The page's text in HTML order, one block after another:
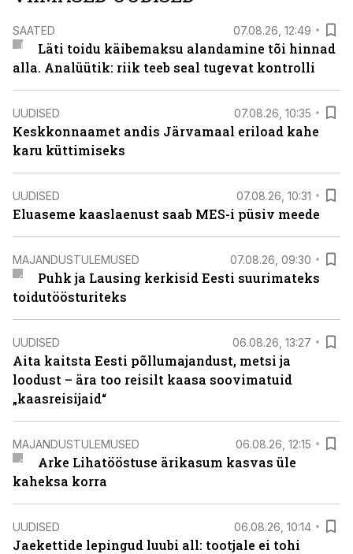
SAATED 07.08.26, 12:49
Läti toidu käibemaksu alandamine tõi hinnad
alla. Analüütik: riik teeb seal tugevat kontrolli
UUDISED 07.08.26, 10:35
Keskkonnaamet andis Järvamaal eriload kahe
karu küttimiseks
UUDISED 07.08.26, 10:31
Eluaseme kaaslaenust saab MES-i püsiv meede
MAJANDUSTULEMUSED 07.08.26, 09:30
Puhk ja Lausing kerkisid Eesti suurimateks
toidutöösturiteks
UUDISED 06.08.26, 13:27
Aita kaitsta Eesti põllumajandust, metsi ja
loodust – ära too reisilt kaasa soovimatuid
„kaasreisijaid“
MAJANDUSTULEMUSED 06.08.26, 12:15
Arke Lihatööstuse ärikasum kasvas üle
kaheksa korra
UUDISED 06.08.26, 10:14
Jaekettide lepingud luubi all: tootjale ei tohi